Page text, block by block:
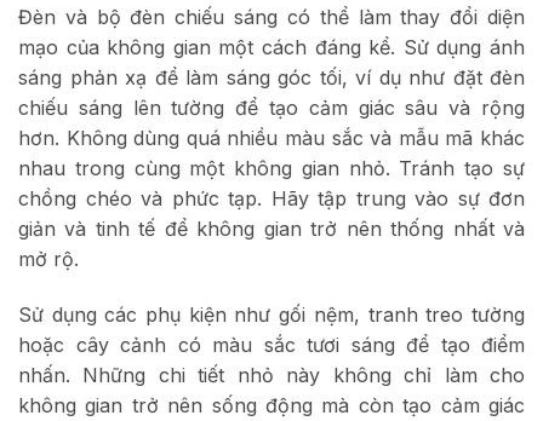
Đèn và bộ đèn chiếu sáng có thể làm thay đổi diện
mạo của không gian một cách đáng kể. Sử dụng ánh
sáng phản xạ để làm sáng góc tối, ví dụ như đặt đèn
chiếu sáng lên tường để tạo cảm giác sâu và rộng
hơn. Không dùng quá nhiều màu sắc và mẫu mã khác
nhau trong cùng một không gian nhỏ. Tránh tạo sự
chồng chéo và phức tạp. Hãy tập trung vào sự đơn
giản và tinh tế để không gian trở nên thống nhất và
mở rộ.
Sử dụng các phụ kiện như gối nệm, tranh treo tường
hoặc cây cảnh có màu sắc tươi sáng để tạo điểm
nhấn. Những chi tiết nhỏ này không chỉ làm cho
không gian trở nên sống động mà còn tạo cảm giác